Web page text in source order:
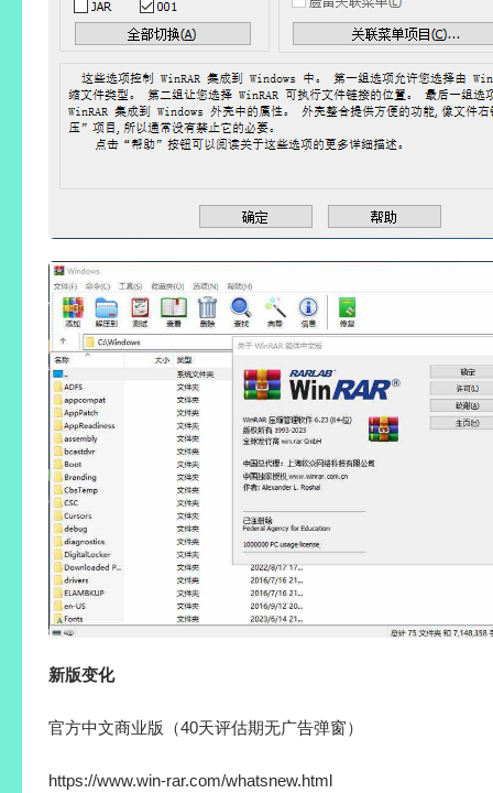
新版变化
官方中文商业版（40天评估期无广告弹窗）
https://www.win-rar.com/whatsnew.html